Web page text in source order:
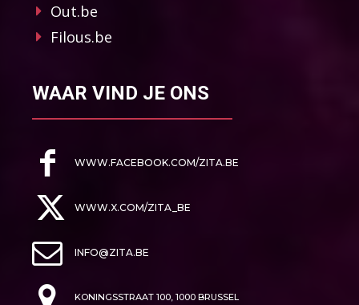
Out.be
Filous.be
WAAR VIND JE ONS
WWW.FACEBOOK.COM/ZITA.BE
WWW.X.COM/ZITA_BE
INFO@ZITA.BE
KONINGSSTRAAT 100, 1000 BRUSSEL